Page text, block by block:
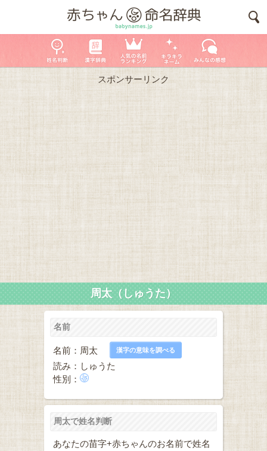
スポンサーリンク
周太（しゅうた）
名前
名前：周太 漢字の意味を調べる
読み：しゅうた
性別：
周太で姓名判断
あなたの苗字+赤ちゃんのお名前で姓名